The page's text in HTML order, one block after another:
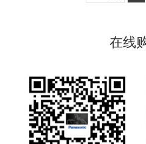
在线